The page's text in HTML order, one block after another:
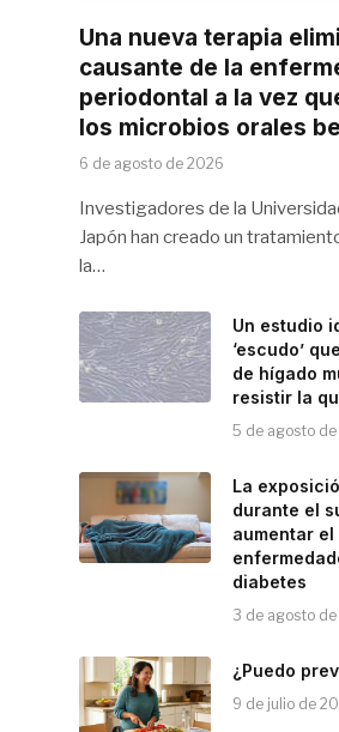
Una nueva terapia
causante de la
periodontal a la vez
los microbios orales
6 de agosto de 2026
Investigadores de la
Japón han creado un
la…
Un estudio
‘escudo’
de hígado
resistir la
5 de agosto
La
durante el
aumentar
diabetes
3 de agosto
¿Puedo
9 de julio de